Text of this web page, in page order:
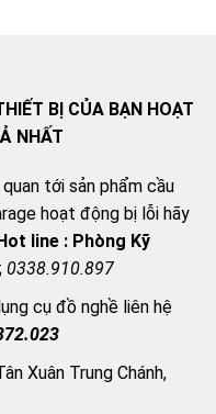
BỊ CỦA BẠN HOẠT
NHẤT
tới sản phẩm cầu
hoạt động bị lỗi hãy
Hot line : Phòng Kỹ
0338.910.897
cụ đồ nghề liên hệ
Xuân Trung Chánh,